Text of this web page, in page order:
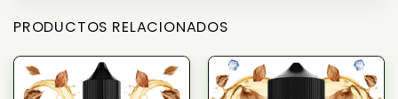
PRODUCTOS RELACIONADOS